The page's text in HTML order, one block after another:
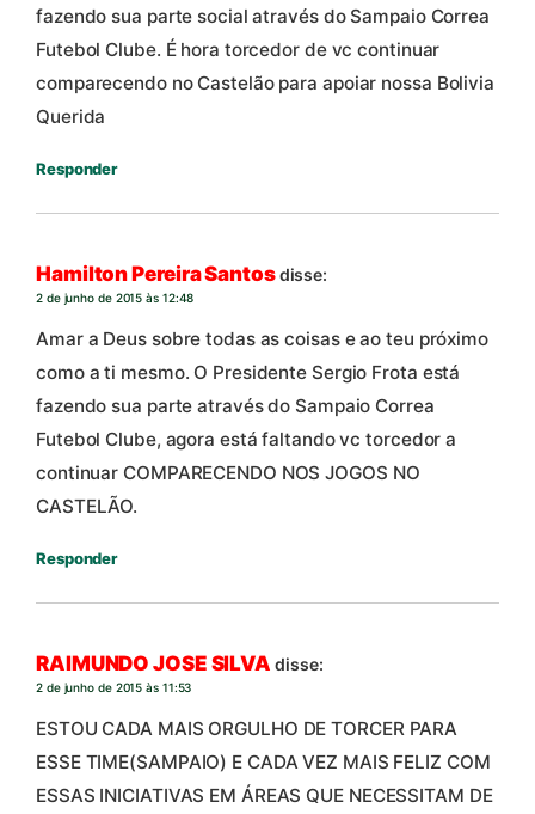
fazendo sua parte social através do Sampaio Correa
Futebol Clube. É hora torcedor de vc continuar
comparecendo no Castelão para apoiar nossa Bolivia
Querida
Responder
Hamilton Pereira Santosdisse:
2 de junho de 2015 às 12:48
Amar a Deus sobre todas as coisas e ao teu próximo
como a ti mesmo. O Presidente Sergio Frota está
fazendo sua parte através do Sampaio Correa
Futebol Clube, agora está faltando vc torcedor a
continuar COMPARECENDO NOS JOGOS NO
CASTELÃO.
Responder
RAIMUNDO JOSE SILVA disse:
2 de junho de 2015 às 11:53
ESTOU CADA MAIS ORGULHO DE TORCER PARA
ESSE TIME(SAMPAIO) E CADA VEZ MAIS FELIZ COM
ESSAS INICIATIVAS EM ÁREAS QUE NECESSITAM DE